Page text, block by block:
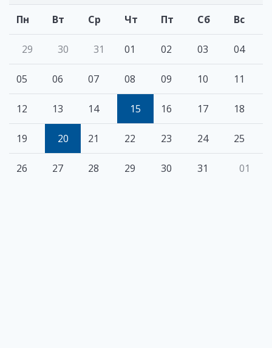
Пн Вт Ср Чт Пт Сб Вс
29 30 31 01 02 03 04
05 06 07 08 09 10 11
12 13 14 15 16 17 18
19 20 21 22 23 24 25
26 27 28 29 30 31 01